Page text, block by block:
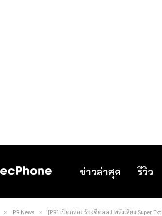
ข่าวล่าสุด รีวิว
» PR News » [PR] เปิดกล่อง ร้องซีดดด!! พลังเสียง Super